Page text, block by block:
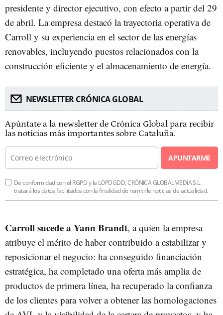
presidente y director ejecutivo, con efecto a partir del 29
de abril. La empresa destacó la trayectoria operativa de
Carroll y su experiencia en el sector de las energías
renovables, incluyendo puestos relacionados con la
construcción eficiente y el almacenamiento de energía.
NEWSLETTER CRÓNICA GLOBAL
Apúntate a la newsletter de Crónica Global para recibir
las noticias más importantes sobre Cataluña.
APUNTARME
De conformidad con el RGPD y la LOPDGDD, CRÓNICA GLOBALMEDIA S.L.
tratará los datos facilitados con la finalidad de remitirle noticias de actualidad.
Carroll sucede a Yann Brandt, a quien la empresa
atribuye el mérito de haber contribuido a estabilizar y
reposicionar el negocio: ha conseguido financiación
estratégica, ha completado una oferta más amplia de
productos de primera línea, ha recuperado la confianza
de los clientes para volver a obtener las homologaciones